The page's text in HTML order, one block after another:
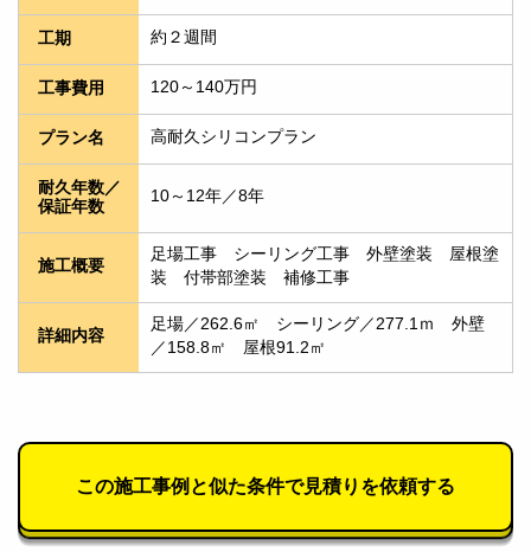
工期 約２週間
工事費用 120～140万円
プラン名 高耐久シリコンプラン
耐久年数／
保証年数
10～12年／8年
施工概要
足場工事　シーリング工事　外壁塗装　屋根塗
装　付帯部塗装　補修工事
詳細内容
足場／262.6㎡　シーリング／277.1ｍ　外壁
／158.8㎡　屋根91.2㎡
この施工事例と似た条件で見積りを依頼する